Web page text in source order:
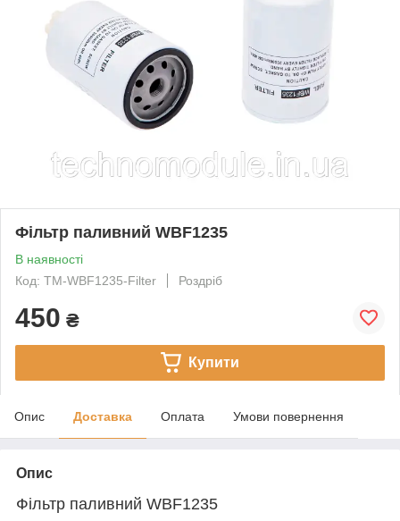
Фільтр паливний WBF1235
В наявності
Код: TM-WBF1235-Filter
Роздріб
450 ₴
Купити
Опис Доставка Оплата Умови повернення
Опис
Фільтр паливний WBF1235